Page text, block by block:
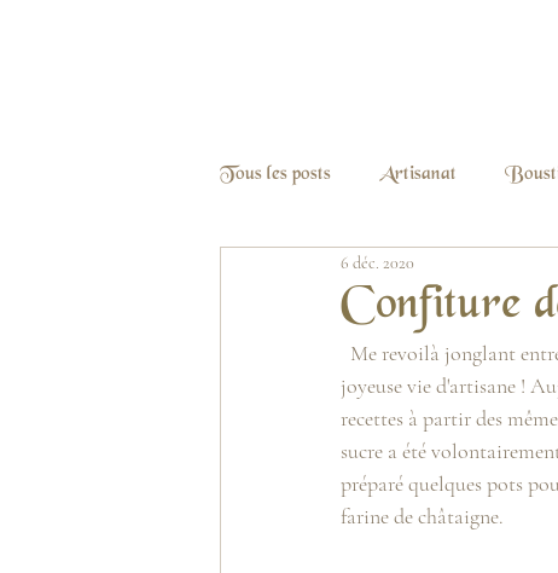
Tous les posts Artisanat
Confiture
6 déc. 2020
joyeuse vie d'artisane !
recettes à partir des
sucre a été
préparé quelques pots
farine de châtaigne.